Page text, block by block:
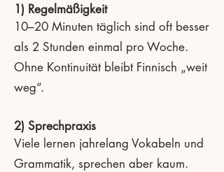
1) Regelmäßigkeit
10–20 Minuten täglich sind oft besser
als 2 Stunden einmal pro Woche.
Ohne Kontinuität bleibt Finnisch „weit
weg“.
2) Sprechpraxis
Viele lernen jahrelang Vokabeln und
Grammatik, sprechen aber kaum.